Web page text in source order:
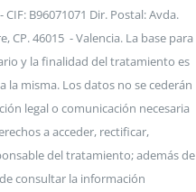
B96071071 Dir. Postal: Avda.
CP. 46015 - Valencia. La base para
y la finalidad del tratamiento es
misma. Los datos no se cederán
legal o comunicación necesaria
a acceder, rectificar,
del tratamiento; además de
consultar la información